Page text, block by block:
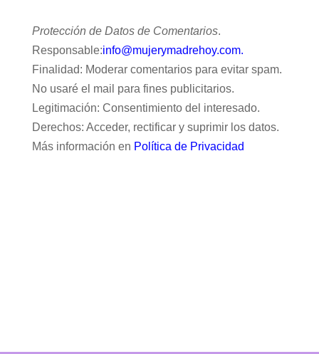
Protección de Datos de Comentarios.
Responsable:info@mujerymadrehoy.com.
Finalidad: Moderar comentarios para evitar spam.
No usaré el mail para fines publicitarios.
Legitimación: Consentimiento del interesado.
Derechos: Acceder, rectificar y suprimir los datos.
Más información en Política de Privacidad